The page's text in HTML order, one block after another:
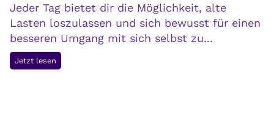
t
,
v
r
Jeder Tag bietet dir die Möglichkeit, alte
Lasten loszulassen und sich bewusst für einen
besseren Umgang mit sich selbst zu...
Jetzt lesen